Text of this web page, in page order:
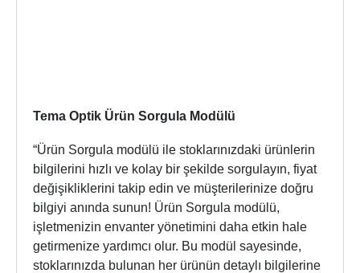
Tema Optik Ürün Sorgula Modülü
“Ürün Sorgula modülü ile stoklarınızdaki ürünlerin
bilgilerini hızlı ve kolay bir şekilde sorgulayın, fiyat
değişikliklerini takip edin ve müşterilerinize doğru
bilgiyi anında sunun! Ürün Sorgula modülü,
işletmenizin envanter yönetimini daha etkin hale
getirmenize yardımcı olur. Bu modül sayesinde,
stoklarınızda bulunan her ürünün detaylı bilgilerine